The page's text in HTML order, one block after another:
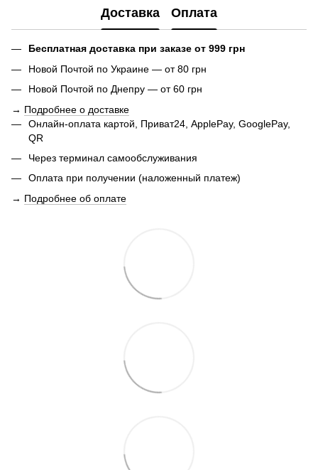
Доставка Оплата
Бесплатная доставка при заказе от 999 грн
Новой Почтой по Украине — от 80 грн
Новой Почтой по Днепру — от 60 грн
→ Подробнее о доставке
Онлайн-оплата картой, Приват24, ApplePay, GooglePay,
QR
Через терминал самообслуживания
Оплата при получении (наложенный платеж)
→ Подробнее об оплате